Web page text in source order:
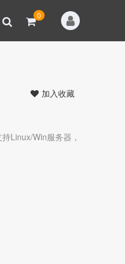
0
Linux/Win服务器，
加入收藏